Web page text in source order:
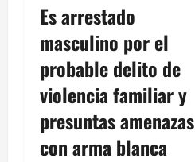
Es arrestado
masculino por el
probable delito de
violencia familiar y
presuntas amenazas
con arma blanca